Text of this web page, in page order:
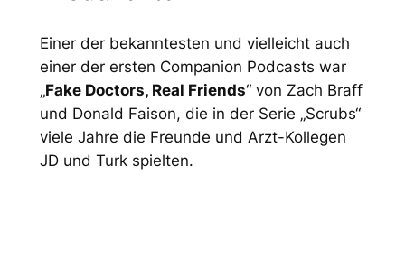
Einer der bekanntesten und vielleicht auch
einer der ersten Companion Podcasts war
„Fake Doctors, Real Friends“ von Zach Braff
und Donald Faison, die in der Serie „Scrubs“
viele Jahre die Freunde und Arzt-Kollegen
JD und Turk spielten.